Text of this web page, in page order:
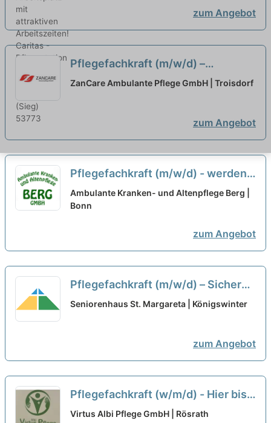
zum Angebot
Pflegefachkraft (m/w/d) –
Attraktive Arbeitszeiten bei
ZanCare Ambulante Pflege GmbH | Troisdorf
zum Angebot
Pflegefachkraft (m/w/d) - werden
Sie Teil unseres erfahrenen
Teams!
Ambulante Kranken- und Altenpflege Berg |
Bonn
zum Angebot
Pflegefachkraft (m/w/d) – Sichern
Sie sich heute Ihre Zukunft! neu
Seniorenhaus St. Margareta | Königswinter
zum Angebot
Pflegefachkraft (w/m/d) - Hier bist
Du richtig! neu
Virtus Albi Pflege GmbH | Rösrath